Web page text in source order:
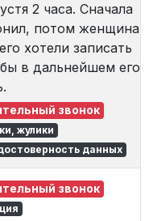
2 часа. Сначала
потом женщина.
хотели записать
в дальнейшем его
звонок
жулики
данных
звонок